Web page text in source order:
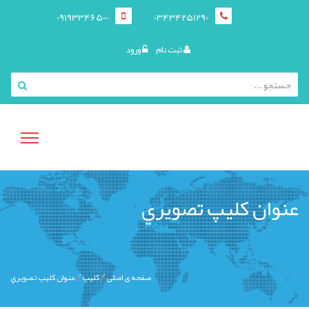
03434251290
09193346500
ثبت نام ورود
منوی
کاربری
عنوان کليپ تصويري
صفحه ی اصلی کليپ عنوان کليپ تصويري